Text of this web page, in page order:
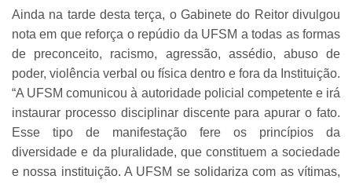
Ainda na tarde desta terça, o Gabinete do Reitor divulgou
nota em que reforça o repúdio da UFSM a todas as formas
de preconceito, racismo, agressão, assédio, abuso de
poder, violência verbal ou física dentro e fora da Instituição.
“A UFSM comunicou à autoridade policial competente e irá
instaurar processo disciplinar discente para apurar o fato.
Esse tipo de manifestação fere os princípios da
diversidade e da pluralidade, que constituem a sociedade
e nossa instituição. A UFSM se solidariza com as vítimas,